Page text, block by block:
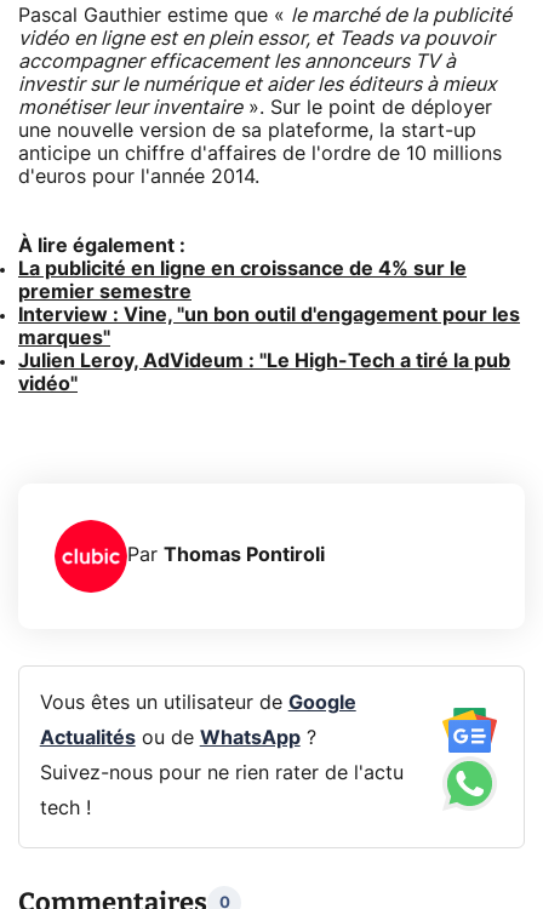
Pascal Gauthier estime que « le marché de la publicité
vidéo en ligne est en plein essor, et Teads va pouvoir
accompagner efficacement les annonceurs TV à
investir sur le numérique et aider les éditeurs à mieux
monétiser leur inventaire». Sur le point de déployer
une nouvelle version de sa plateforme, la start-up
anticipe un chiffre d'affaires de l'ordre de 10 millions
d'euros pour l'année 2014.
À lire également :
La publicité en ligne en croissance de 4% sur le
premier semestre
Interview : Vine, "un bon outil d'engagement pour les
marques"
Julien Leroy, AdVideum : "Le High-Tech a tiré la pub
vidéo"
Par Thomas Pontiroli
Vous êtes un utilisateur de Google
Actualitésou de WhatsApp?
Suivez-nous pour ne rien rater de l'actu
tech !
0